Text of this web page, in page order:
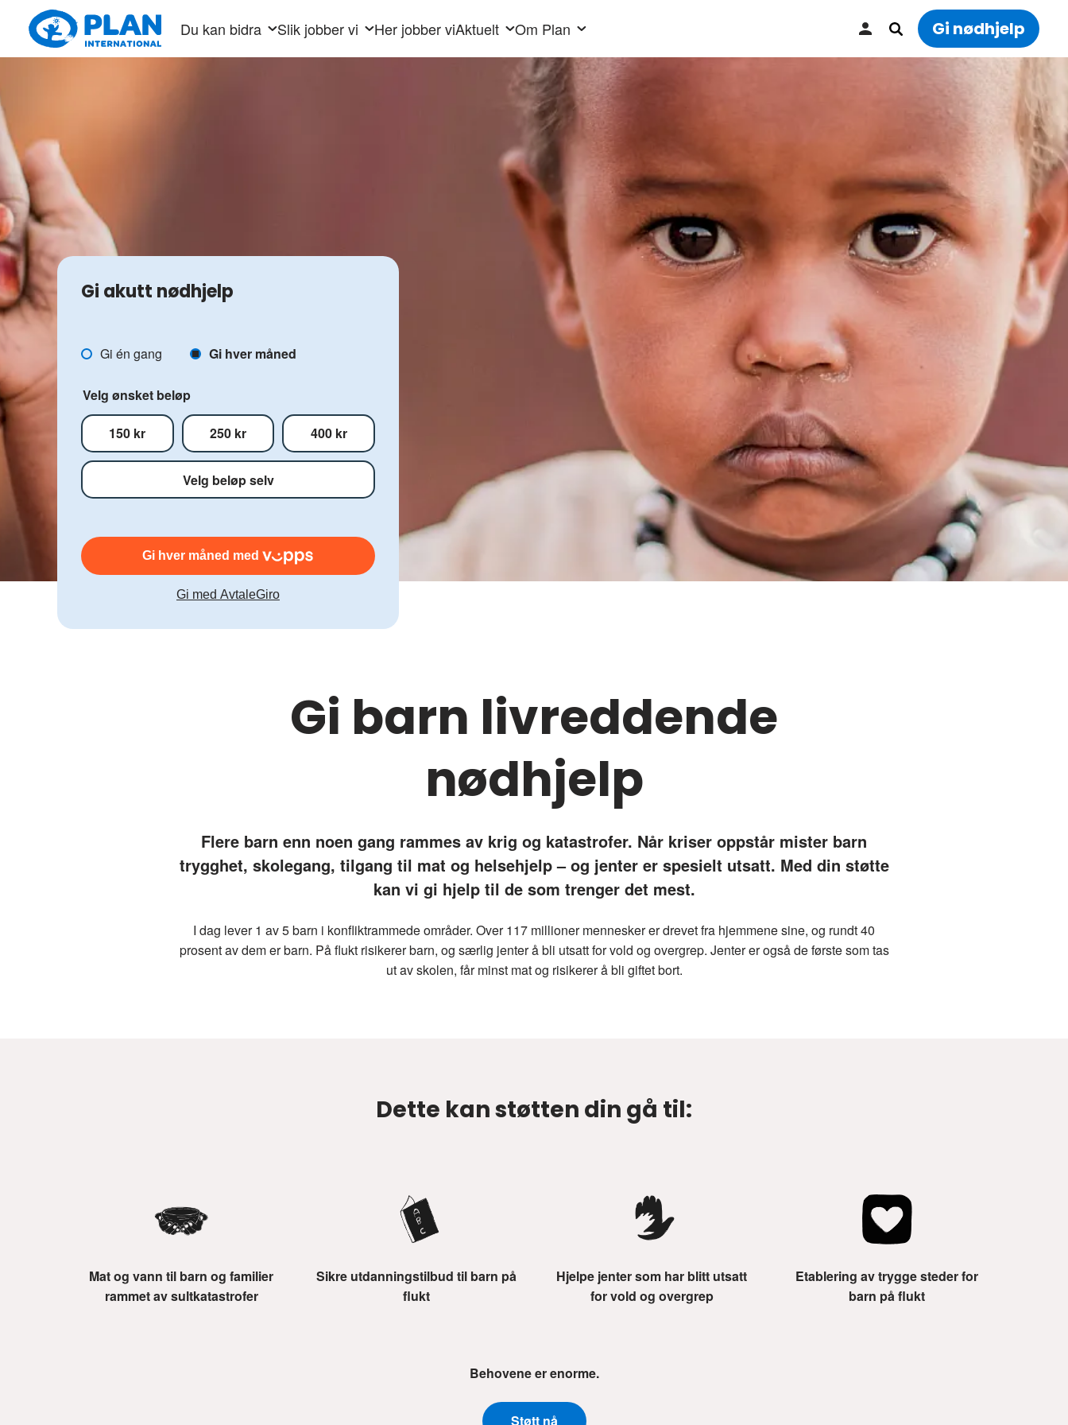
hovedinnhold
Du kan bidra Slik jobber vi Her jobber viAktuelt Om Plan Gi nødhjelp
Gi akutt nødhjelp
PlansGi én gang Gi hver måned
Velg ønsket beløp
150 kr 250 kr 400 kr
Gi hver måned med
Gi barn livreddende
nødhjelp
Flere barn enn noen gang rammes av krig og katastrofer. Når kriser oppstår mister barn
trygghet, skolegang, tilgang til mat og helsehjelp – og jenter er spesielt utsatt. Med din støtte
kan vi gi hjelp til de som trenger det mest.
I dag lever 1 av 5 barn i konfliktrammede områder. Over 117 millioner mennesker er drevet fra hjemmene sine, og rundt 40
prosent av dem er barn. På flukt risikerer barn, og særlig jenter å bli utsatt for vold og overgrep. Jenter er også de første som tas
ut av skolen, får minst mat og risikerer å bli giftet bort.
Dette kan støtten din gå til:
Mat og vann til barn og familier
rammet av sultkatastrofer
Sikre utdanningstilbud til barn på
flukt
Hjelpe jenter som har blitt utsatt
for vold og overgrep
Etablering av trygge steder for
barn på flukt
Behovene er enorme.
Støtt nå